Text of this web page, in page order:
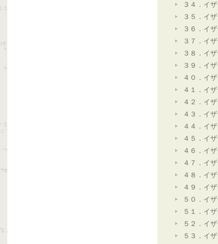
３４．イ
３５．イ
３６．イ
３７．イ
３８．イ
３９．イ
４０．イ
４１．イ
４２．イ
４３．イ
４４．イ
４５．イ
４６．イ
４７．イ
４８．イ
４９．イ
５０．イ
５１．イ
５２．イ
５３．イ